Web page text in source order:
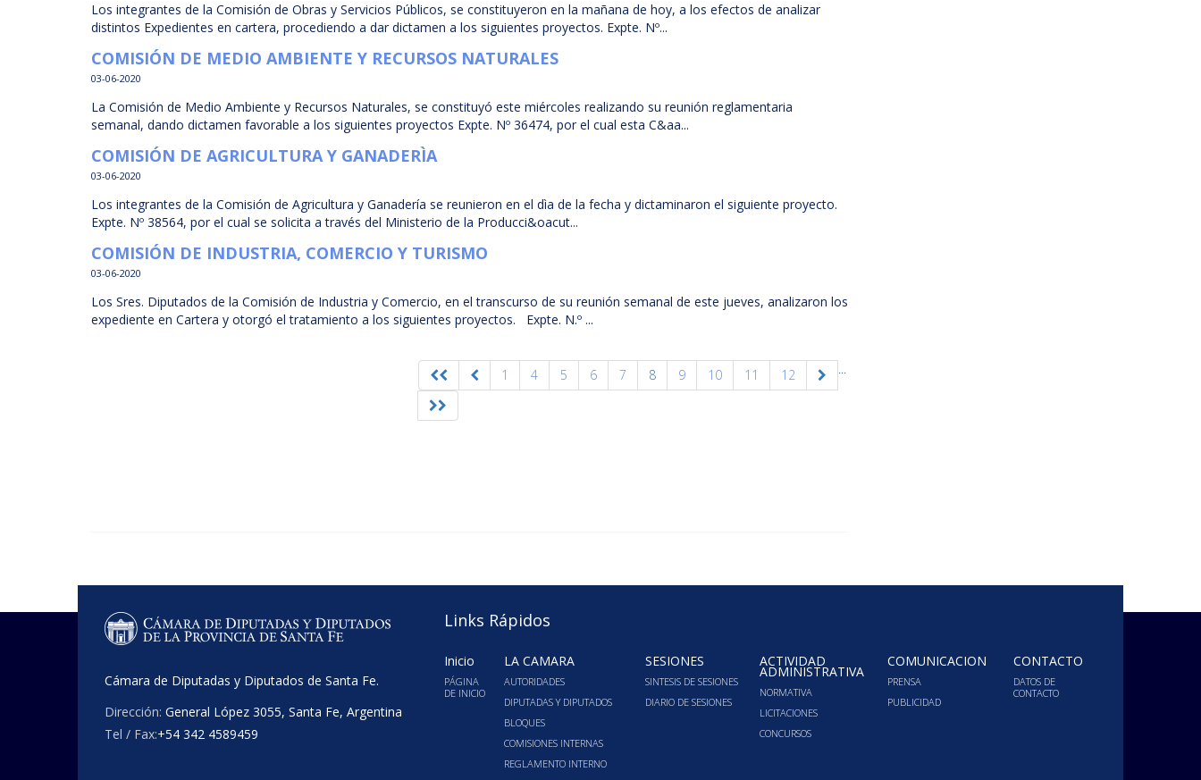
Los integrantes de la Comisión de Obras y Servicios Públicos, se constituyeron en la mañana de hoy, a los efectos de analizar
distintos Expedientes en cartera, procediendo a dar dictamen a los siguientes proyectos. Expte. Nº...
COMISIÓN DE MEDIO AMBIENTE Y RECURSOS NATURALES
03-06-2020
La Comisión de Medio Ambiente y Recursos Naturales, se constituyó este miércoles realizando su reunión reglamentaria
semanal, dando dictamen favorable a los siguientes proyectos Expte. Nº 36474, por el cual esta C&aa...
COMISIÓN DE AGRICULTURA Y GANADERÌA
03-06-2020
Los integrantes de la Comisión de Agricultura y Ganadería se reunieron en el dìa de la fecha y dictaminaron el siguiente proyecto.
Expte. Nº 38564, por el cual se solicita a través del Ministerio de la Producci&oacut...
COMISIÓN DE INDUSTRIA, COMERCIO Y TURISMO
03-06-2020
Los Sres. Diputados de la Comisión de Industria y Comercio, en el transcurso de su reunión semanal de este jueves, analizaron los
expediente en Cartera y otorgó el tratamiento a los siguientes proyectos. Expte. N.º ...
1 ...
4 5 6 7 8 9 10 11 12
Cámara de Diputadas y Diputados de Santa Fe.
Dirección: General López 3055, Santa Fe, Argentina
Tel / Fax:+54 342 4589459
Links Rápidos
Inicio
PÁGINA
DE INICIO
LA CÁMARA
AUTORIDADES
DIPUTADAS Y DIPUTADOS
BLOQUES
COMISIONES INTERNAS
REGLAMENTO INTERNO
SESIONES
SINTESIS DE SESIONES
DIARIO DE SESIONES
ACTIVIDAD
ADMINISTRATIVA
NORMATIVA
LICITACIONES
CONCURSOS
COMUNICACIÓN
PRENSA
PUBLICIDAD
CONTACTO
DATOS DE
CONTACTO